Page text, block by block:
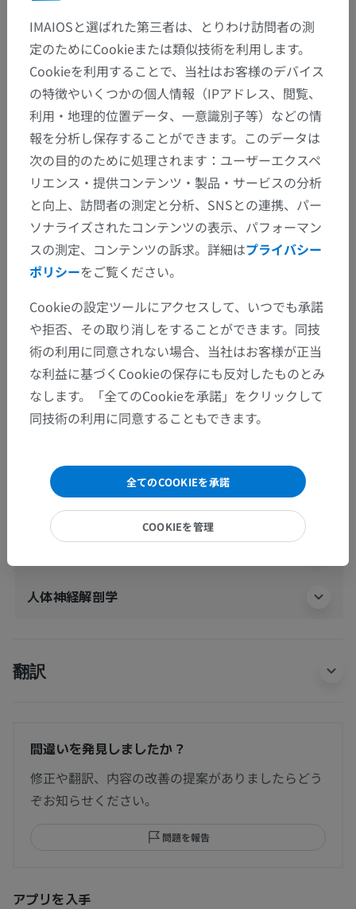
解剖学的階層
人体解剖学2
人体> 統合系> 心脈管系> 体静脈>
頭蓋の静脈> 板間静脈> 後側頭板間静脈
下位構造：この解剖学的部位には下位構造がありま
せん
人体解剖学1
人体神経解剖学
翻訳
間違いを発見しましたか？
修正や翻訳、内容の改善の提案がありましたらどう
ぞお知らせください。
問題を報告
アプリを入手
IMAIOSと選ばれた第三者は、とりわけ訪問者の測
定のためにCookieまたは類似技術を利用します。
Cookieを利用することで、当社はお客様のデバイス
の特徴やいくつかの個人情報（IPアドレス、閲覧、
利用・地理的位置データ、一意識別子等）などの情
報を分析し保存することができます。このデータは
次の目的のために処理されます：ユーザーエクスペ
リエンス・提供コンテンツ・製品・サービスの分析
と向上、訪問者の測定と分析、SNSとの連携、パー
ソナライズされたコンテンツの表示、パフォーマン
スの測定、コンテンツの訴求。詳細はプライバシー
ポリシーをご覧ください。
Cookieの設定ツールにアクセスして、いつでも承諾
や拒否、その取り消しをすることができます。同技
術の利用に同意されない場合、当社はお客様が正当
な利益に基づくCookieの保存にも反対したものとみ
なします。「全てのCookieを承諾」をクリックして
同技術の利用に同意することもできます。
全てのCOOKIEを承諾
COOKIEを管理